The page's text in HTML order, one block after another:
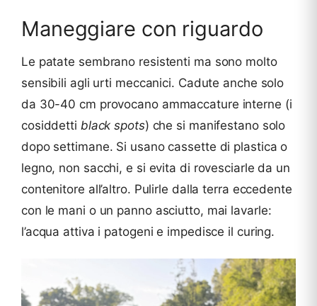
Maneggiare con riguardo
Le patate sembrano resistenti ma sono molto
sensibili agli urti meccanici. Cadute anche solo
da 30-40 cm provocano ammaccature interne (i
cosiddetti black spots) che si manifestano solo
dopo settimane. Si usano cassette di plastica o
legno, non sacchi, e si evita di rovesciarle da un
contenitore all’altro. Pulirle dalla terra eccedente
con le mani o un panno asciutto, mai lavarle:
l’acqua attiva i patogeni e impedisce il curing.